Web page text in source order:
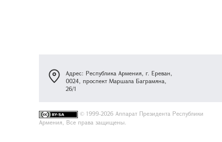
Адрес: Республика Армения, г. Ереван,
0024, проспект Маршала Баграмяна,
26/1
© 1999-2026 Аппарат Президента Республики
Армения, Все права защищены.